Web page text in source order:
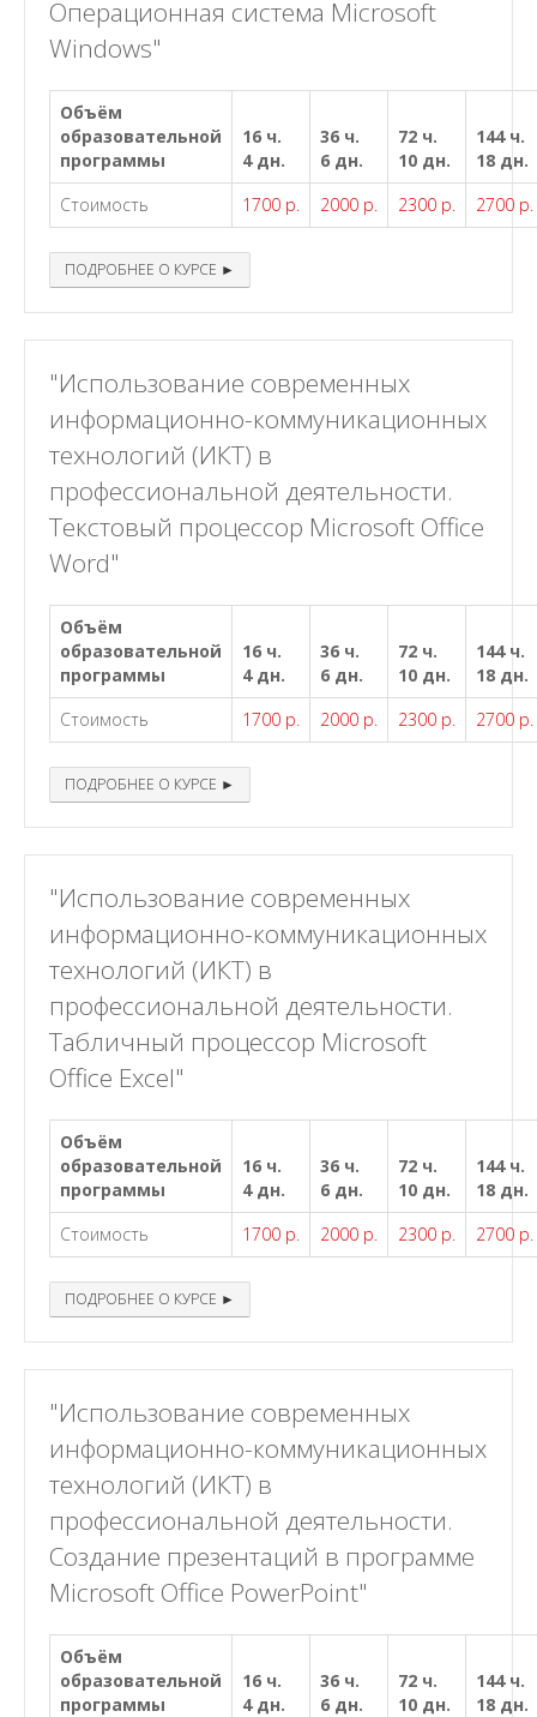
Операционная система Microsoft
Windows"
Объём
образовательной
программы
16 ч.
4 дн.
36 ч.
6 дн.
72 ч.
10 дн.
144 ч.
18 дн.
Стоимость
1700 р. 2000 р. 2300 р. 2700 р.
ПОДРОБНЕЕ О КУРСЕ ►
"Использование современных
информационно-коммуникационных
технологий (ИКТ) в
профессиональной деятельности.
Текстовый процессор Microsoft Office
Word"
Объём
образовательной
программы
16 ч.
4 дн.
36 ч.
6 дн.
72 ч.
10 дн.
144 ч.
18 дн.
Стоимость
1700 р. 2000 р. 2300 р. 2700 р.
ПОДРОБНЕЕ О КУРСЕ ►
"Использование современных
информационно-коммуникационных
технологий (ИКТ) в
профессиональной деятельности.
Табличный процессор Microsoft
Office Excel"
Объём
образовательной
программы
16 ч.
4 дн.
36 ч.
6 дн.
72 ч.
10 дн.
144 ч.
18 дн.
Стоимость
1700 р. 2000 р. 2300 р. 2700 р.
ПОДРОБНЕЕ О КУРСЕ ►
"Использование современных
информационно-коммуникационных
технологий (ИКТ) в
профессиональной деятельности.
Создание презентаций в программе
Microsoft Office PowerPoint"
Объём
образовательной
программы
16 ч.
4 дн.
36 ч.
6 дн.
72 ч.
10 дн.
144 ч.
18 дн.